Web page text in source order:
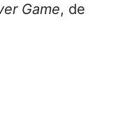
Game, de